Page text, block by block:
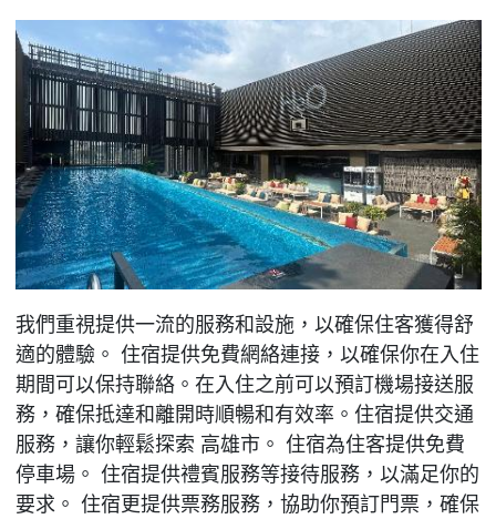
我們重視提供一流的服務和設施，以確保住客獲得舒
適的體驗。 住宿提供免費網絡連接，以確保你在入住
期間可以保持聯絡。在入住之前可以預訂機場接送服
務，確保抵達和離開時順暢和有效率。住宿提供交通
服務，讓你輕鬆探索 高雄市。 住宿為住客提供免費
停車場。 住宿提供禮賓服務等接待服務，以滿足你的
要求。 住宿更提供票務服務，協助你預訂門票，確保